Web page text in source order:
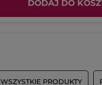
DODAJ DO
WSZYSTKIE PRODUKTY